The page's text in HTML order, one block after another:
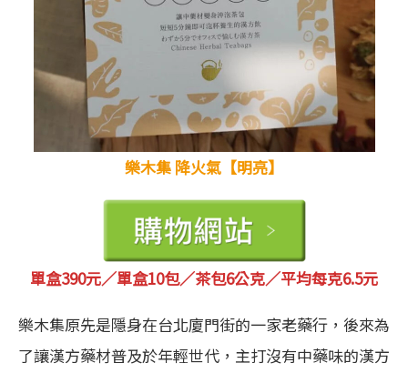
樂木集 降火氣【明亮】
單盒390元／單盒10包／茶包6公克／平均每克6.5元
樂木集原先是隱身在台北廈門街的一家老藥行，後來為
了讓漢方藥材普及於年輕世代，主打沒有中藥味的漢方